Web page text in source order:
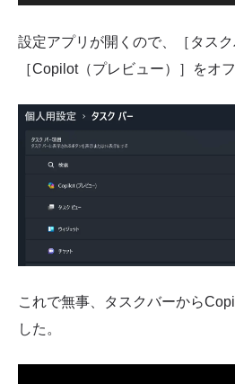
設定アプリが開くので、［タス
［Copilot（プレビュー）］をオ
これで無事、タスクバーから
した。